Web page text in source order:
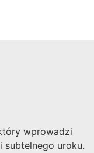
wprowadzi
subtelnego uroku.